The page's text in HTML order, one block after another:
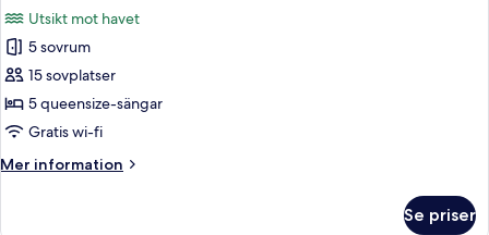
mot
trädgården
för
5
Bedrooms
Villa
with
Sea
view
daily
Utsikt mot havet
5 sovrum
15 sovplatser
5 queensize-sängar
Gratis wi-fi
Mer information
Mer
Se priser